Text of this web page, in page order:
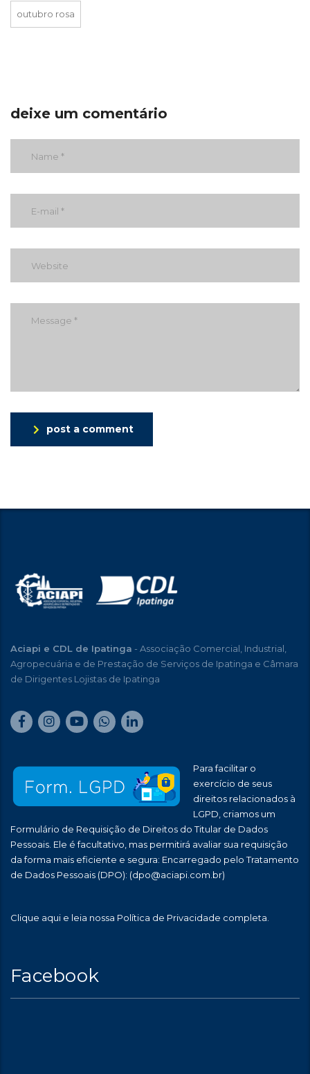
outubro rosa
deixe um comentário
post a comment
Aciapi e CDL de Ipatinga - Associação Comercial, Industrial,
Agropecuária e de Prestação de Serviços de Ipatinga e Câmara
de Dirigentes Lojistas de Ipatinga
Para facilitar o
exercício de seus
direitos relacionados à
LGPD, criamos um
Formulário de Requisição de Direitos do Titular de Dados
Pessoais. Ele é facultativo, mas permitirá avaliar sua requisição
da forma mais eficiente e segura: Encarregado pelo Tratamento
de Dados Pessoais (DPO): (dpo@aciapi.com.br)
Clique aqui e leia nossa Política de Privacidade completa.
Facebook